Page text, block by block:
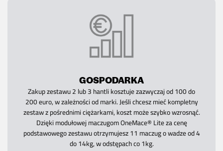
GOSPODARKA
Zakup zestawu 2 lub 3 hantli kosztuje zazwyczaj od 100 do
200 euro, w zależności od marki. Jeśli chcesz mieć kompletny
zestaw z pośrednimi ciężarkami, koszt może szybko wzrosnąć.
Dzięki modułowej maczugom OneMace® Lite za cenę
podstawowego zestawu otrzymujesz 11 maczug o wadze od 4
do 14kg, w odstępach co 1kg.